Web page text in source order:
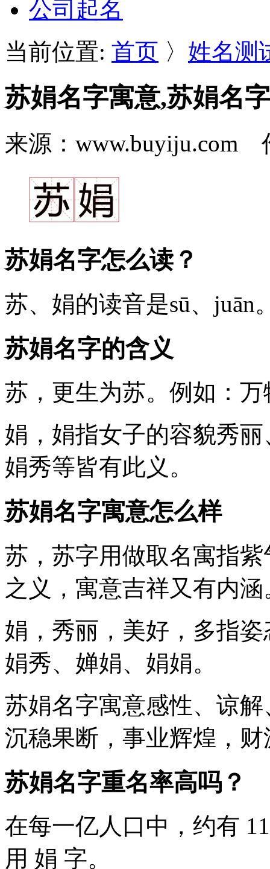
公司起名
当前位置: 首页 〉 姓名测
苏娟名字寓意,苏娟名
来源：www.buyiju.com
苏娟名字怎么读？
苏、 娟的读音是sū、juān
苏娟名字的含义
苏 ，更生为苏。例如：
娟 ，娟指女子的容貌秀
娟秀等皆有此义。
苏娟名字寓意怎么样
苏 ，苏字用做取名寓指
之义，寓意吉祥又有内涵
娟 ，秀丽，美好，多指
娟秀、婵娟、娟娟。
苏娟名字寓意感性、谅
沉稳果断，事业辉煌，
苏娟名字重名率高吗？
在每一亿人口中，约有
用 娟 字。